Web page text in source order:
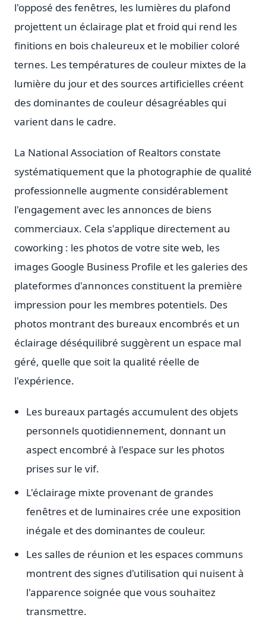
l'opposé des fenêtres, les lumières du plafond
projettent un éclairage plat et froid qui rend les
finitions en bois chaleureux et le mobilier coloré
ternes. Les températures de couleur mixtes de la
lumière du jour et des sources artificielles créent
des dominantes de couleur désagréables qui
varient dans le cadre.
La National Association of Realtors constate
systématiquement que la photographie de qualité
professionnelle augmente considérablement
l'engagement avec les annonces de biens
commerciaux. Cela s'applique directement au
coworking : les photos de votre site web, les
images Google Business Profile et les galeries des
plateformes d'annonces constituent la première
impression pour les membres potentiels. Des
photos montrant des bureaux encombrés et un
éclairage déséquilibré suggèrent un espace mal
géré, quelle que soit la qualité réelle de
l'expérience.
Les bureaux partagés accumulent des objets
personnels quotidiennement, donnant un
aspect encombré à l'espace sur les photos
prises sur le vif.
L'éclairage mixte provenant de grandes
fenêtres et de luminaires crée une exposition
inégale et des dominantes de couleur.
Les salles de réunion et les espaces communs
montrent des signes d'utilisation qui nuisent à
l'apparence soignée que vous souhaitez
transmettre.